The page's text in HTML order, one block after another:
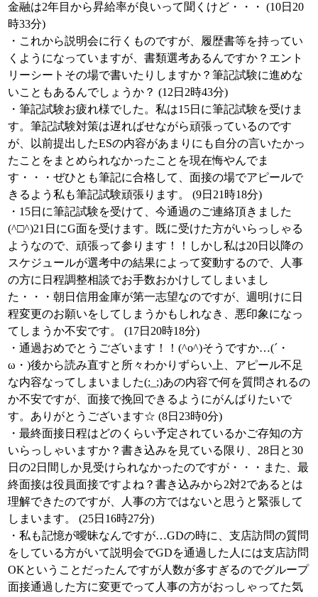
金融は2年目から昇給率が良いって聞くけど・・・ (10日20
時33分)
・これから説明会に行くものですが、履歴書等を持ってい
くようになっていますが、書類選考あるんですか？エント
リーシートその場で書いたりしますか？筆記試験に進めな
いこともあるんでしょうか？ (12日2時43分)
・筆記試験お疲れ様でした。私は15日に筆記試験を受けま
す。筆記試験対策は遅ればせながら頑張っているのです
が、以前提出したESの内容があまりにも自分の言いたかっ
たことをまとめられなかったことを現在悔やんでま
す・・・ぜひとも筆記に合格して、面接の場でアピールで
きるよう私も筆記試験頑張ります。 (9日21時18分)
・15日に筆記試験を受けて、今通過のご連絡頂きました
(^□^)21日にG面を受けます。既に受けた方がいらっしゃる
ようなので、頑張って参ります！！しかし私は20日以降の
スケジュールが選考中の結果によって変動するので、人事
の方に日程調整相談でお手数おかけしてしまいまし
た・・・朝日信用金庫が第一志望なのですが、週明けに日
程変更のお願いをしてしまうかもしれなき、悪印象になっ
てしまうか不安です。 (17日20時18分)
・通過おめでとうございます！！(^o^)そうですか…(´・
ω・)後から読み直すと所々わかりずらい上、アピール不足
な内容なってしまいました(;_;)あの内容で何を質問されるの
か不安ですが、面接で挽回できるようにがんばりたいで
す。ありがとうございます☆ (8日23時0分)
・最終面接日程はどのくらい予定されているかご存知の方
いらっしゃいますか？書き込みを見ている限り、28日と30
日の2日間しか見受けられなかったのですが・・・また、最
終面接は役員面接ですよね？書き込みから2対2であるとは
理解できたのですが、人事の方ではないと思うと緊張して
しまいます。 (25日16時27分)
・私も記憶が曖昧なんですが…GDの時に、支店訪問の質問
をしている方がいて説明会でGDを通過した人には支店訪問
OKということだったんですが人数が多すぎるのでグループ
面接通過した方に変更でって人事の方がおっしゃってた気